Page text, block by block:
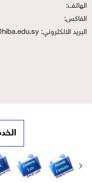
الهاتف:
الفاكس:
البريد الالكتروني: haitham.kassam@hiba.edu.sy